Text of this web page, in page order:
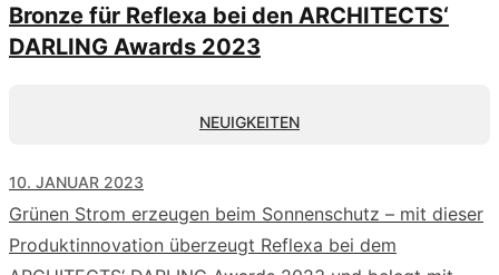
Bronze für Reflexa bei den ARCHITECTS‘
DARLING Awards 2023
NEUIGKEITEN
10. JANUAR 2023
Grünen Strom erzeugen beim Sonnenschutz – mit dieser
Produktinnovation überzeugt Reflexa bei dem